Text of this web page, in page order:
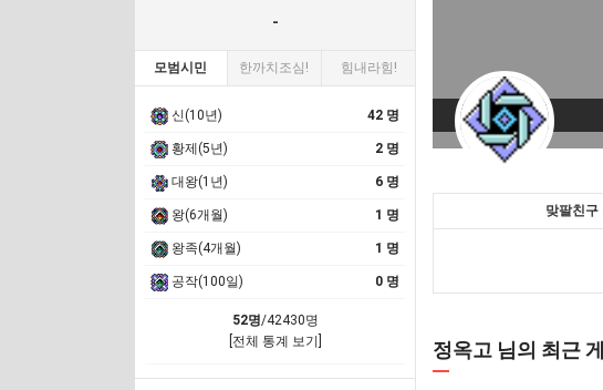
-
모범시민 한까치조심! 힘내라힘!
신(10년) 42 명
황제(5년) 2 명
대왕(1년) 6 명
왕(6개월) 1 명
왕족(4개월) 1 명
공작(100일) 0 명
52명/42430명
[전체 통계 보기]
맞팔친구
정옥고 님의 최근